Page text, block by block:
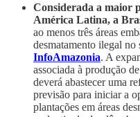
Considerada a maior
América Latina, a
ao menos três áreas
desmatamento ilegal no
InfoAmazonia. A
associada à produção
deverá abastecer uma
previsão para iniciar a
plantações em áreas